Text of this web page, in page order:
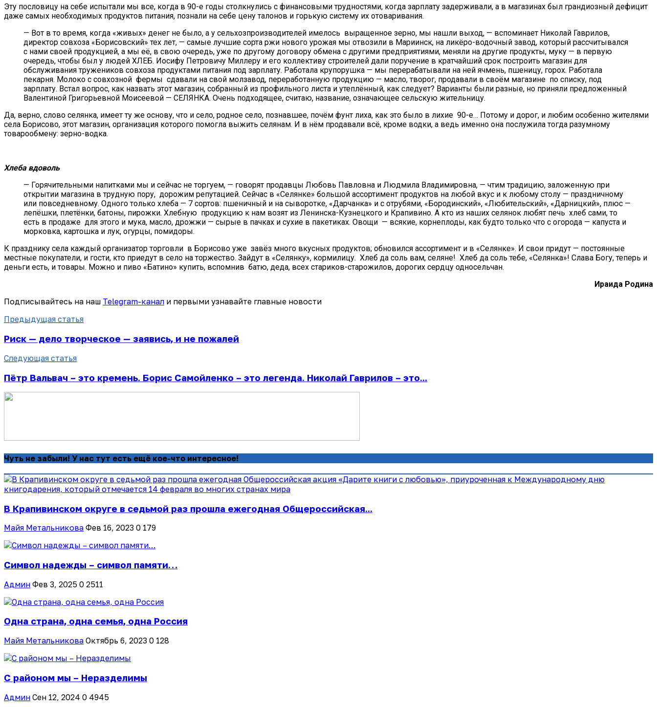
Эту пословицу на себе испытали мы все, когда в 90-е годы столкнулись с финансовыми трудностями, когда зарплату задерживали, а в магазинах был грандиозный дефицит
даже самых необходимых продуктов питания, познали на себе цену талонов и горькую систему их отоваривания.
— Вот в то время, когда «живых» денег не было, а у сельхозпроизводителей имелось выращенное зерно, мы нашли выход, — вспоминает Николай Гаврилов,
директор совхоза «Борисовский» тех лет, — самые лучшие сорта ржи нового урожая мы отвозили в Мариинск, на ликёро-водочный завод, который рассчитывался
с нами своей продукцией, а мы её, в свою очередь, уже по другому договору обмена с другими предприятиями, меняли на другие продукты, муку — в первую
очередь, чтобы был у людей ХЛЕБ. Иосифу Петровичу Миллеру и его коллективу строителей дали поручение в кратчайший срок построить магазин для
обслуживания тружеников совхоза продуктами питания под зарплату. Работала крупорушка — мы перерабатывали на ней ячмень, пшеницу, горох. Работала
пекарня. Молоко с совхозной фермы сдавали на свой молзавод, переработанную продукцию — масло, творог, продавали в своём магазине по списку, под
зарплату. Встал вопрос, как назвать этот магазин, собранный из профильного листа и утеплённый, как следует? Варианты были разные, но приняли предложенный
Валентиной Григорьевной Моисеевой — СЕЛЯНКА. Очень подходящее, считаю, название, означающее сельскую жительницу.
Да, верно, слово селянка, имеет ту же основу, что и село, родное село, познавшее, почём фунт лиха, как это было в лихие 90-е… Потому и дорог, и любим особенно жителями
села Борисово, этот магазин, организация которого помогла выжить селянам. И в нём продавали всё, кроме водки, а ведь именно она послужила тогда разумному
товарообмену: зерно-водка.
Хлеба вдоволь
— Горячительными напитками мы и сейчас не торгуем, — говорят продавцы Любовь Павловна и Людмила Владимировна, — чтим традицию, заложенную при
открытии магазина в трудную пору, дорожим репутацией. Сейчас в «Селянке» большой ассортимент продуктов на любой вкус и к любому столу — праздничному
или повседневному. Одного только хлеба — 7 сортов: пшеничный и на сыворотке, «Дарчанка» и с отрубями, «Бородинский», «Любительский», «Дарницкий», плюс —
лепёшки, плетёнки, батоны, пирожки. Хлебную продукцию к нам возят из Ленинска-Кузнецкого и Крапивино. А кто из наших селянок любят печь хлеб сами, то
есть в продаже для этого и мука, масло, дрожжи — сырые в пачках и сухие в пакетиках. Овощи — всякие, корнеплоды, как будто только что с огорода — капуста и
морковка, картошка и лук, огурцы, помидоры.
К празднику села каждый организатор торговли в Борисово уже завёз много вкусных продуктов; обновился ассортимент и в «Селянке». И свои придут — постоянные
местные покупатели, и гости, кто приедут в село на торжество. Зайдут в «Селянку», кормилицу. Хлеб да соль вам, селяне! Хлеб да соль тебе, «Селянка»! Слава Богу, теперь и
деньги есть, и товары. Можно и пиво «Батино» купить, вспомнив батю, деда, всех стариков-старожилов, дорогих сердцу односельчан.
Ираида Родина
Подписывайтесь на наш Telegram-канал и первыми узнавайте главные новости
Предыдущая статья
Риск — дело творческое — заявись, и не пожалей
Следующая статья
Пётр Вальвач – это кремень. Борис Самойленко – это легенда. Николай Гаврилов – это...
Чуть не забыли! У нас тут есть ещё кое-что интересное!
В Крапивинском округе в седьмой раз прошла ежегодная Общероссийская...
Майя Метальникова Фев 16, 2023 0 179
Символ надежды – символ памяти…
Админ Фев 3, 2025 0 2511
Одна страна, одна семья, одна Россия
Майя Метальникова Октябрь 6, 2023 0 128
С районом мы – Неразделимы
Админ Сен 12, 2024 0 4945